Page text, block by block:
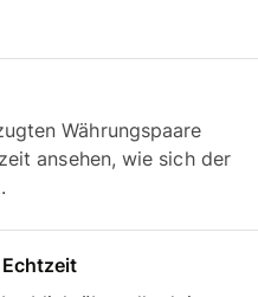
Währungspaare
ansehen, wie sich der